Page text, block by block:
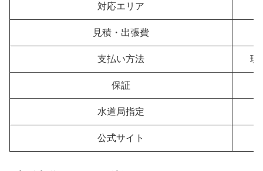
対応エリア
見積・出張費
支払い方法 現
保証
水道局指定
公式サイト